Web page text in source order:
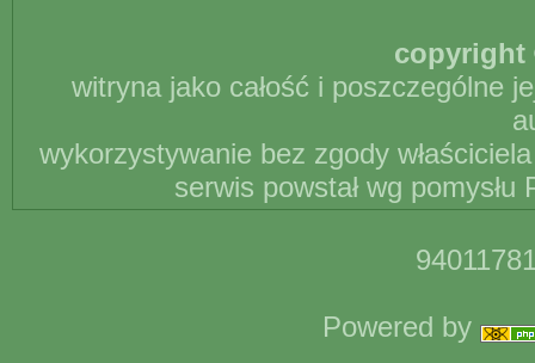
copyright
witryna jako całość i poszczególne
wykorzystywanie bez zgody
serwis powstał wg
Powered by